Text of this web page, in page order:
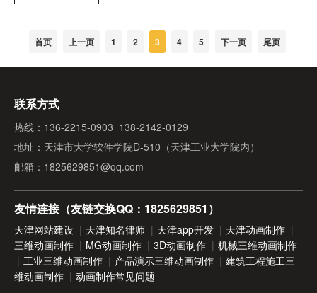
首页 上一页 1 2 3 4 5 下一页 尾页
联系方式
热线：136-2215-0903 138-2142-0129
地址：天津市大学软件学院D-510（天津工业大学院内）
邮箱：1825629851@qq.com
友情连接（友链交换QQ：1825629851）
天津网站建设 | 天津知名律师 | 天津app开发 | 天津动画制作 |
三维动画制作 | MG动画制作 | 3D动画制作 | 机械三维动画制作
| 工业三维动画制作 | 产品演示三维动画制作 | 建筑工程施工三
维动画制作 | 动画制作常见问题